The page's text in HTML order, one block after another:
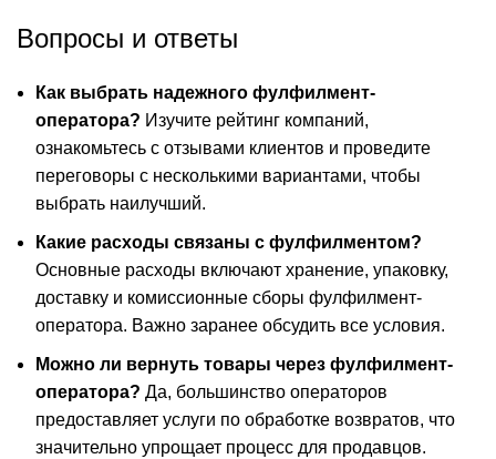
Вопросы и ответы
Как выбрать надежного фулфилмент-
оператора? Изучите рейтинг компаний,
ознакомьтесь с отзывами клиентов и проведите
переговоры с несколькими вариантами, чтобы
выбрать наилучший.
Какие расходы связаны с фулфилментом?
Основные расходы включают хранение, упаковку,
доставку и комиссионные сборы фулфилмент-
оператора. Важно заранее обсудить все условия.
Можно ли вернуть товары через фулфилмент-
оператора? Да, большинство операторов
предоставляет услуги по обработке возвратов, что
значительно упрощает процесс для продавцов.